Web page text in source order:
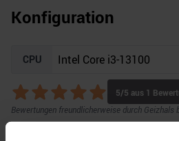
Konfiguration
CPU
5/5 aus 1
Bewertungen freundlicherweise durch Geizhals